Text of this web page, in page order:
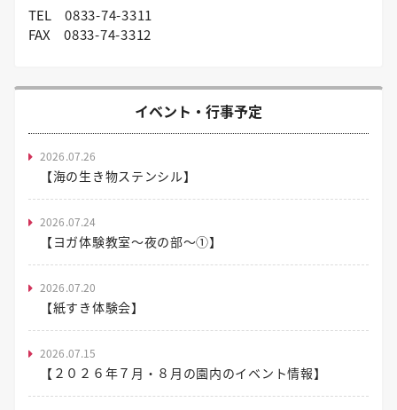
TEL 0833-74-3311
FAX 0833-74-3312
イベント・行事予定
2026.07.26
【海の生き物ステンシル】
2026.07.24
【ヨガ体験教室～夜の部～①】
2026.07.20
【紙すき体験会】
2026.07.15
【２０２６年７月・８月の園内のイベント情報】